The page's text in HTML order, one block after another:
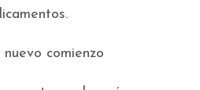
comienzo